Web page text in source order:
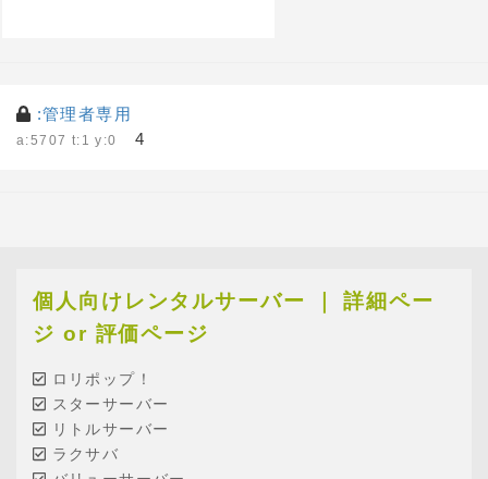
:管理者専用
a:5707 t:1 y:0 4
個人向けレンタルサーバー ｜ 詳細ペー
ジ or 評価ページ
ロリポップ！
スターサーバー
リトルサーバー
ラクサバ